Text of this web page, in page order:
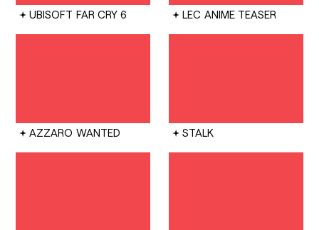
UBISOFT FAR CRY 6 LEC ANIME TEASER
AZZARO WANTED STALK